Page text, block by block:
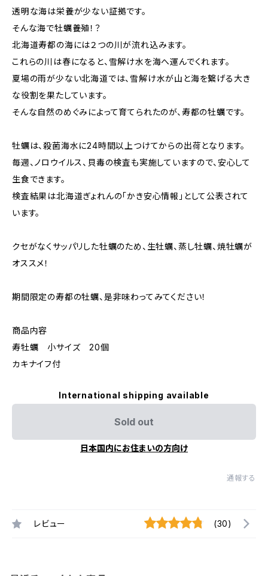
透明な海は栄養が少ない証拠です。
そんな海で牡蠣養殖！？
北海道寿都の海には２つの川が流れ込みます。
これらの川は春になると、雪解け水を海へ運んでくれます。
夏場の雨が少ない北海道では、雪解け水が山と海を繋げる大き
な役割を果たしています。
そんな自然のめぐみによって育てられたのが、寿都の牡蠣です。
牡蠣は、殺菌海水に24時間以上つけてからの出荷となります。
毎週、ノロウイルス、貝毒の検査も実施していますので、安心して
生食できます。
検査結果は北海道ぎょれんの「かき安心情報」として公表されて
います。
クセがなくサッパリした牡蠣のため、生牡蠣、蒸し牡蠣、焼牡蠣が
オススメ！
期間限定の寿都の牡蠣、是非味わってみてください！
商品内容
寿牡蠣 小サイズ 20個
カキナイフ付
International shipping available
Sold out
日本国内にお住まいの方向け
通報する
レビュー (30)